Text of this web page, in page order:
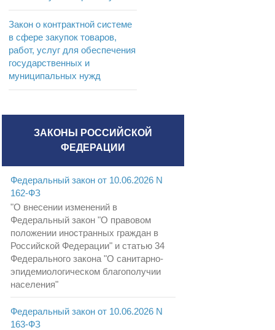
Закон о контрактной системе
в сфере закупок товаров,
работ, услуг для обеспечения
государственных и
муниципальных нужд
ЗАКОНЫ РОССИЙСКОЙ
ФЕДЕРАЦИИ
Федеральный закон от 10.06.2026 N
162-ФЗ
"О внесении изменений в
Федеральный закон "О правовом
положении иностранных граждан в
Российской Федерации" и статью 34
Федерального закона "О санитарно-
эпидемиологическом благополучии
населения"
Федеральный закон от 10.06.2026 N
163-ФЗ